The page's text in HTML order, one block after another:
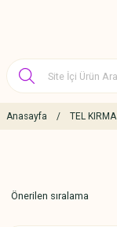
Anasayfa TEL KIRMA